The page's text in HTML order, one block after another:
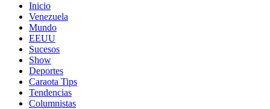
Inicio
Venezuela
Mundo
EEUU
Sucesos
Show
Deportes
Caraota Tips
Tendencias
Columnistas